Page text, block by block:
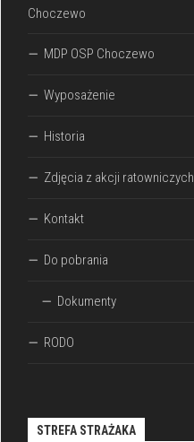
Choczewo
MDP OSP Choczewo
Wyposażenie
Historia
Zdjęcia z akcji ratowniczych
Kontakt
Do pobrania
Dokumenty
RODO
STREFA STRAŻAKA